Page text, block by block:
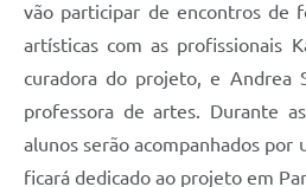
vão participar de encontros de
artísticas com as profissionais
curadora do projeto, e Andrea
professora de artes. Durante
alunos serão acompanhados por
ficará dedicado ao projeto em